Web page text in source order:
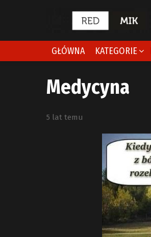
GŁÓWNA KATEGORIE
Medycyna
5 lat temu